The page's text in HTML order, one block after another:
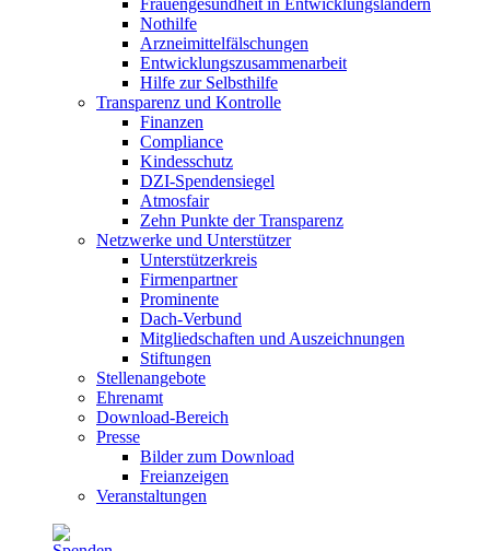
Frauengesundheit in Entwicklungsländern
Nothilfe
Arzneimittel­fälschungen
Entwicklungs­zusammenarbeit
Hilfe zur Selbsthilfe
Transparenz und Kontrolle
Finanzen
Compliance
Kindesschutz
DZI-Spendensiegel
Atmosfair
Zehn Punkte der Transparenz
Netzwerke und Unterstützer
Unterstützerkreis
Firmenpartner
Prominente
Dach-Verbund
Mitgliedschaften und Auszeichnungen
Stiftungen
Stellenangebote
Ehrenamt
Download-Bereich
Presse
Bilder zum Download
Freianzeigen
Veranstaltungen